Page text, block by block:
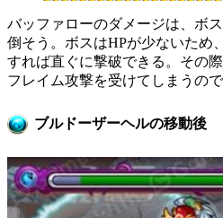
バッファローのダメージは、ボ
倒そう。ボスはHPが少ないため
すれば直ぐに撃破できる。その
フレイム攻撃を受けてしまうので
ブルドーザーヘルの移動後